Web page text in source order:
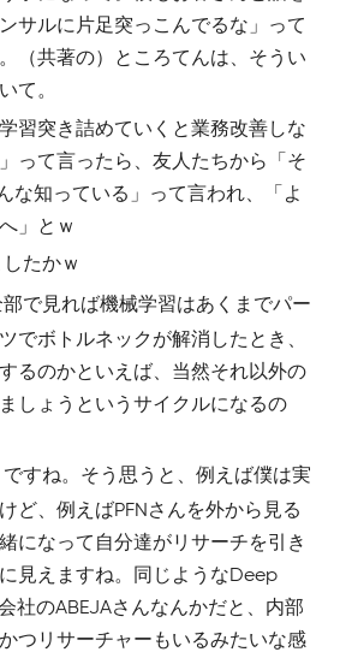
サルに片足突っこんでるな」って
（共著の）ところてんは、そうい
て。
習突き詰めていくと業務改善しな
って言ったら、友人たちから「そ
な知っている」って言われ、「よ
」とｗ
たかｗ
で見れば機械学習はあくまでパー
でボトルネックが解消したとき、
るのかといえば、当然それ以外の
しょうというサイクルになるの
すね。そう思うと、例えば僕は実
ど、例えばPFNさんを外から見る
になって自分達がリサーチを引き
見えますね。同じようなDeep
社のABEJAさんなんかだと、内部
つリサーチャーもいるみたいな感